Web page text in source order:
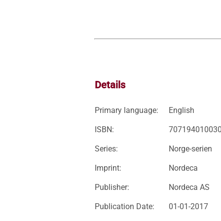
Details
Primary language: English
ISBN:
Series: Norge-serien
Imprint: Nordeca
Publisher: Nordeca AS
Publication Date: 01-01-2017